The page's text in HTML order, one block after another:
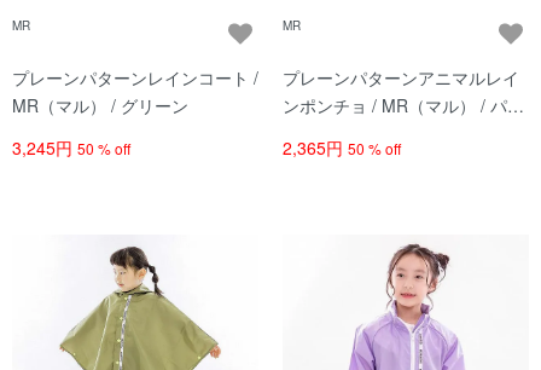
MR
プレーンパターンレインコート /
MR（マル） / グリーン
3,245円 50 % off
MR
プレーンパターンアニマルレイ
ンポンチョ / MR（マル） / パー
2,365円 50 % off